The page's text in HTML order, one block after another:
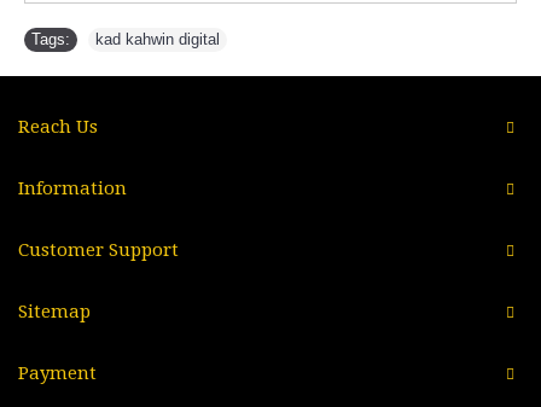
Tags: kad kahwin digital
Reach Us
Information
Customer Support
Sitemap
Payment